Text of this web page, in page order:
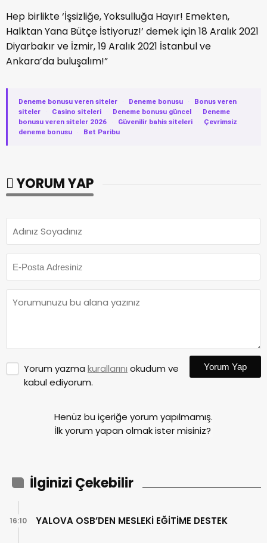
Hep birlikte ‘İşsizliğe, Yoksulluğa Hayır! Emekten,
Halktan Yana Bütçe İstiyoruz!’ demek için 18 Aralık 2021
Diyarbakır ve İzmir, 19 Aralık 2021 İstanbul ve
Ankara’da buluşalım!”
Deneme bonusu veren siteler · Deneme bonusu ·
Bonus veren
siteler
· Casino siteleri · Deneme bonusu güncel ·
Deneme
bonusu veren siteler 2026
· Güvenilir bahis siteleri ·
Çevrimsiz
deneme bonusu
· Bet Paribu
YORUM YAP
Yorum yazma kurallarını okudum ve
kabul ediyorum.
Yorum Yap
Henüz bu içeriğe yorum yapılmamış.
İlk yorum yapan olmak ister misiniz?
İlginizi Çekebilir
YALOVA OSB’DEN MESLEKİ EĞİTİME DESTEK
16:10